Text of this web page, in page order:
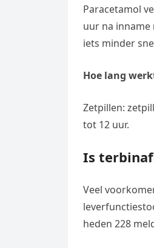
Paracetamol
uur na
iets minder
Hoe lang
Zetpillen:
tot 12 uur.
Is
Veel
heden 228